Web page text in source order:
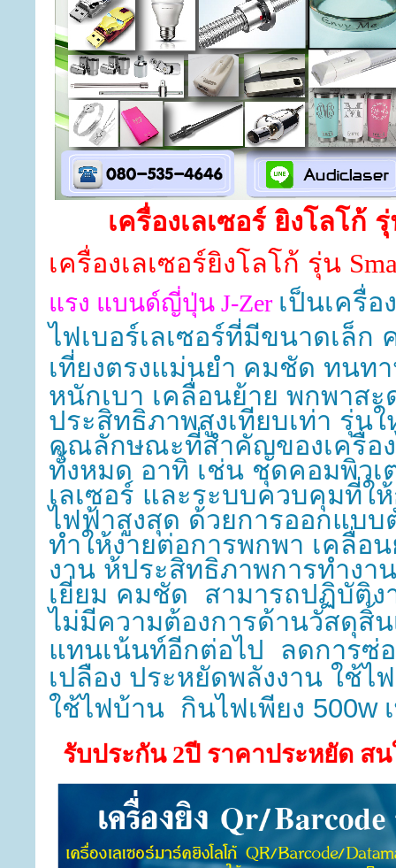
เครื่องเลเซอร์ ยิงโลโก้
เครื่องเลเซอร์ยิงโลโก้ รุ่น
แรง แบนด์ญี่ปุ่น J-Zer เป็นเครื่
ไฟเบอร์เลเซอร์ที่มีขนาดเล็ก
เที่ยงตรงแม่นยำ คมชัด ทนท
หนักเบา เคลื่อนย้าย พกพาส
ประสิทธิภาพสูงเทียบเท่า รุ่น
คุณลักษณะที่สำคัญของเครื่อง
ทั้งหมด อาทิ เช่น ชุดคอมพิวเ
เลเซอร์ และระบบควบคุมที่ใ
ไฟฟ้าสูงสุด ด้วยการออกแบบ
ทำให้ง่ายต่อการพกพา เคลื่อ
งาน ห้ประสิทธิภาพการทำง
เยี่ยม คมชัด สามารถปฏิบัติ
ไม่มีความต้องการด้านวัสดุสิ้น
แทนเน้นท์อีกต่อไป ลดการซ่
เปลือง ประหยัดพลังงาน ใช้ไ
ใช้ไฟบ้าน กินไฟเพียง 500w
รับประกัน 2ปี ราคาประหยัด สน